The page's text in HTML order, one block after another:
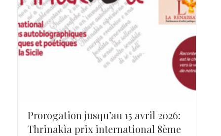
Prorogation jusqu’au 15 avril 2026:
Thrinakìa prix international 8ème